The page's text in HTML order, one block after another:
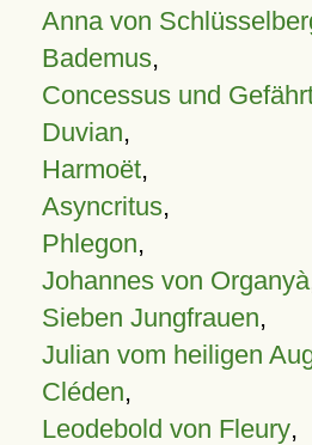
Anna von
Bademus,
Concessus und
Duvian,
Harmoët,
Asyncritus,
Phlegon,
Johannes von Organyà
Sieben Jungfrauen,
Julian vom heiligen
Cléden,
Leodebold von Fleury,